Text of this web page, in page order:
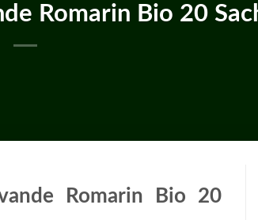
Romarin Bio 20
Romarin Bio 20